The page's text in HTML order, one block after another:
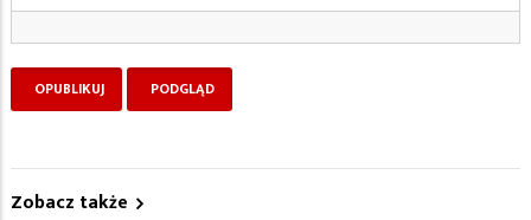
Zobacz także